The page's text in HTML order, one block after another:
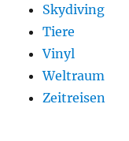
Skydiving
Tiere
Vinyl
Weltraum
Zeitreisen